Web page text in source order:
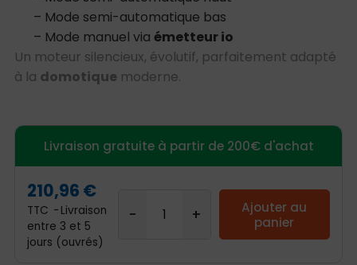
– Mode semi-automatique bas
– Mode manuel via émetteur io
Un moteur silencieux, évolutif, parfaitement adapté
à la domotiquemoderne.
Livraison gratuite à partir de 200€ d'achat
210,96 €
TTC
Livraison
entre 3 et 5
jours (ouvrés)
Ajouter au
panier